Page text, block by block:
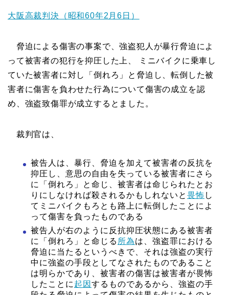
大阪高裁判決（昭和60年2月6日）
脅迫による傷害の事案で、強盗犯人が暴行脅迫によ
って被害者の犯行を抑圧した上、 ミニバイクに乗車し
ていた被害者に対し「倒れろ」と脅迫し、転倒した被
害者に傷害を負わせた行為について傷害の成立を認
め、強盗致傷罪が成立するとました。
裁判官は、
被告人は、暴行、脅迫を加えて被害者の反抗を
抑圧し、意思の自由を失っている被害者にさら
に「倒れろ」と命じ、被害者は命じられたとお
りにしなければ殺されるかもしれないと 畏怖 し
てミニバイクもろとも路上に転倒したことによ
って傷害を負ったものである
被告人が右のように反抗抑圧状態にある被害者
に「倒れろ」と命じる 所為は、強盗罪における
脅迫に当たるというべきで、それは強盗の実行
中に強盗の手段としてなされたものであること
は明らかであり、被害者の傷害は被害者が畏怖
したことに 起因 するものであるから、強盗の手